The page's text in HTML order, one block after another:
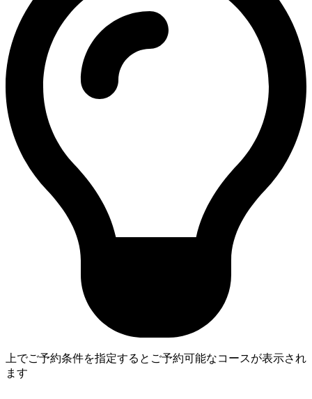
上でご予約条件を指定するとご予約可能なコースが表示され
ます